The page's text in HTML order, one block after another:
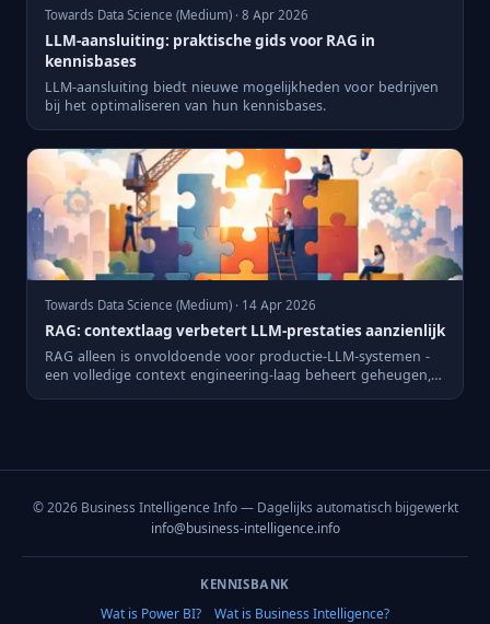
Towards Data Science (Medium) · 8 Apr 2026
LLM-aansluiting: praktische gids voor RAG in
kennisbases
LLM-aansluiting biedt nieuwe mogelijkheden voor bedrijven
bij het optimaliseren van hun kennisbases.
Towards Data Science (Medium) · 14 Apr 2026
RAG: contextlaag verbetert LLM-prestaties aanzienlijk
RAG alleen is onvoldoende voor productie-LLM-systemen -
een volledige context engineering-laag beheert geheugen,
© 2026 Business Intelligence Info — Dagelijks automatisch bijgewerkt
info@business-intelligence.info
KENNISBANK
Wat is Power BI? Wat is Business Intelligence?